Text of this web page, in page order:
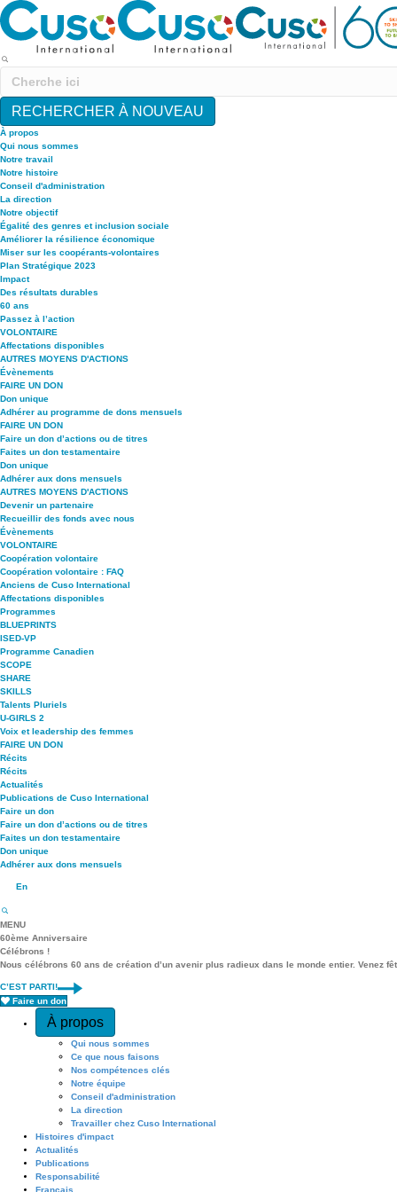
RECHERCHER À NOUVEAU
À propos
Qui nous sommes
Notre travail
Notre histoire
Conseil d'administration
La direction
Notre objectif
Égalité des genres et inclusion sociale
Améliorer la résilience économique
Miser sur les coopérants-volontaires
Plan Stratégique 2023
Impact
Des résultats durables
60 ans
Passez à l’action
VOLONTAIRE
Affectations disponibles
AUTRES MOYENS D'ACTIONS
Évènements
FAIRE UN DON
Don unique
Adhérer au programme de dons mensuels
FAIRE UN DON
Faire un don d’actions ou de titres
Faites un don testamentaire
Don unique
Adhérer aux dons mensuels
AUTRES MOYENS D'ACTIONS
Devenir un partenaire
Recueillir des fonds avec nous
Évènements
VOLONTAIRE
Coopération volontaire
Coopération volontaire : FAQ
Anciens de Cuso International
Affectations disponibles
Programmes
BLUEPRINTS
ISED-VP
Programme Canadien
SCOPE
SHARE
SKILLS
Talents Pluriels
U-GIRLS 2
Voix et leadership des femmes
FAIRE UN DON
Récits
Récits
Actualités
Publications de Cuso International
Faire un don
Faire un don d’actions ou de titres
Faites un don testamentaire
Don unique
Adhérer aux dons mensuels
En
MENU
60ème Anniversaire
Célébrons !
Nous célébrons 60 ans de création d’un avenir plus radieux dans le monde entier. Venez
C’EST PARTI!
Faire un don
À propos
Qui nous sommes
Ce que nous faisons
Nos compétences clés
Notre équipe
Conseil d'administration
La direction
Travailler chez Cuso International
Histoires d'impact
Actualités
Publications
Responsabilité
Français